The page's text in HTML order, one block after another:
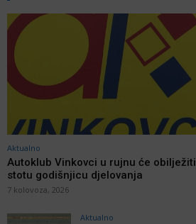
Aktualno
Autoklub Vinkovci u rujnu će obilježiti
stotu godišnjicu djelovanja
7 kolovoza, 2026
Aktualno